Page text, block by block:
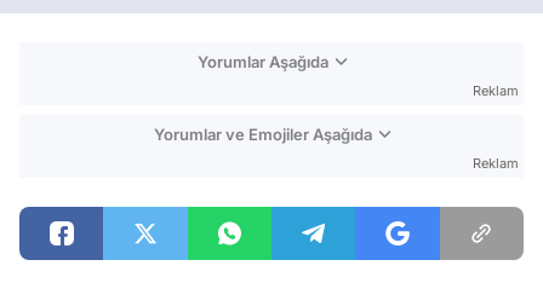
Yorumlar Aşağıda
Reklam
Yorumlar ve Emojiler Aşağıda
Reklam